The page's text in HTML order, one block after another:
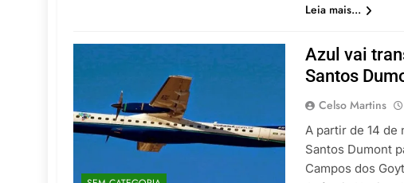
Leia mais...
Azul vai
Santos
Celso Martins
A partir de 14
Santos Dumont
Campos dos